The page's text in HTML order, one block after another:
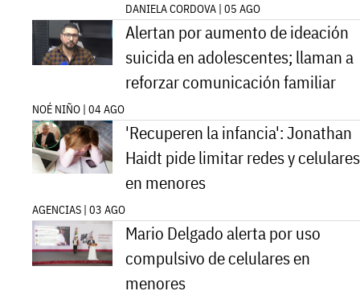
DANIELA CORDOVA | 05 AGO
Alertan por aumento de ideación
suicida en adolescentes; llaman a
reforzar comunicación familiar
NOÉ NIÑO | 04 AGO
'Recuperen la infancia': Jonathan
Haidt pide limitar redes y celulares
en menores
AGENCIAS | 03 AGO
Mario Delgado alerta por uso
compulsivo de celulares en
menores